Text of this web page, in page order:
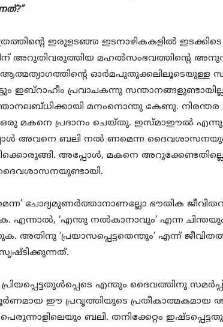
ഇരുളടഞ്ഞ ഇടനാഴികകളിൽ
അറുതിവരുത്തിയ മഹൽസംഭവത്തിന്റെ
ഓർമപുതുക്കലിലൂടെയുള്ള
ഇബ്റാഹീം പ്രവാചകന്നു
മനംനൊന്തു കേണു.
ഒരു മകനെ പ്രദാനം ചെയ്തു. ഇസ്മാഈൽ എന്നു
അവനെ ബലി നൽ ണമെന്ന
അപ്പോൾ, മകനെ
ചോദ്യമുണർത്താനാണല്ലോ ഭൗതിക
എന്നാൽ, ‘എന്തു നൽകാനാവും’ എന്ന
അതിനു ‘പ്രയാസപ്പെട്ടതെന്തും’ എന്ന്
പ്രിയപ്പെട്ടതുൾപ്പെടെ എന്തും ദൈവത്തിനു
ഈ പ്രവൃത്തിയുടെ
ബലി. തനിക്കേറ്റം